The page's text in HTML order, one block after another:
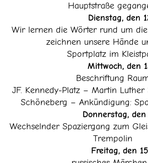
Hauptstraße
Dienstag, den
Wir lernen die Wörter rund um
zeichnen unsere Hände
Sportplatz im
Mittwoch, den
Beschriftung
JF. Kennedy-Platz – Martin
Schöneberg – Ankündigung:
Donnerstag, den
Wechselnder Spaziergang zum
Trempolin
Freitag, den